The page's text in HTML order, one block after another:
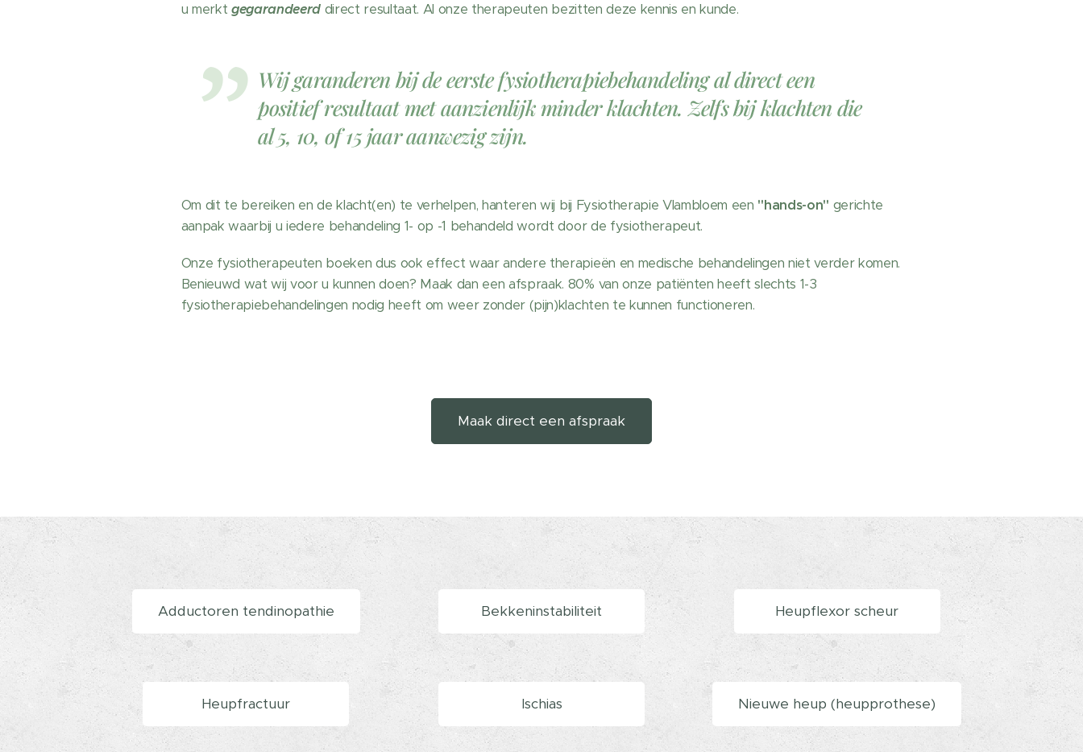
u merkt gegarandeerddirect resultaat. Al onze therapeuten bezitten deze kennis en kunde.
Wij garanderen bij de eerste fysiotherapiebehandeling al direct een
positief resultaat met aanzienlijk minder klachten. Zelfs bij klachten die
al 5, 10, of 15 jaar aanwezig zijn.
Om dit te bereiken en de klacht(en) te verhelpen, hanteren wij bij Fysiotherapie Vlambloem een "hands-on" gerichte
aanpak waarbij u iedere behandeling 1- op -1 behandeld wordt door de fysiotherapeut.
Onze fysiotherapeuten boeken dus ook effect waar andere therapieën en medische behandelingen niet verder komen.
Benieuwd wat wij voor u kunnen doen? Maak dan een afspraak. 80% van onze patiënten heeft slechts 1-3
fysiotherapiebehandelingen nodig heeft om weer zonder (pijn)klachten te kunnen functioneren.
Maak direct een afspraak
Adductoren tendinopathie Bekkeninstabiliteit Heupflexor scheur
Heupfractuur Ischias Nieuwe heup (heupprothese)